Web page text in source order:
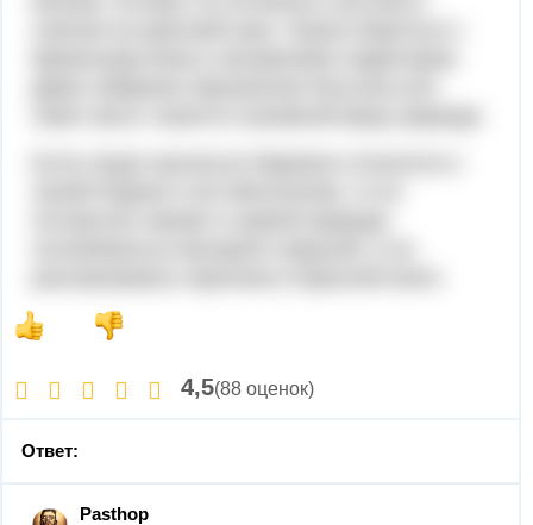
4,5(88 оценок)
Ответ:
Pasthop